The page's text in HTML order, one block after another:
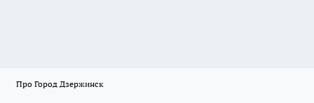
Про Город Дзержинск